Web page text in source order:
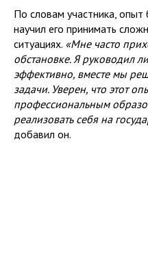
По словам участника,
научил его принимать
ситуациях. «Мне часто
обстановке. Я руководил
эффективно, вместе мы
задачи. Уверен, что этот
профессиональным
реализовать себя на
добавил он.